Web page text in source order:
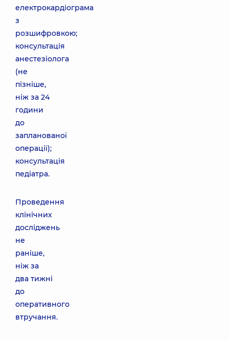
електрокардіограма
з
розшифровкою;
консультація
анестезіолога
(не
пізніше,
ніж за 24
години
до
запланованої
операції);
консультація
педіатра.
Проведення
клінічних
досліджень
не
раніше,
ніж за
два тижні
до
оперативного
втручання.